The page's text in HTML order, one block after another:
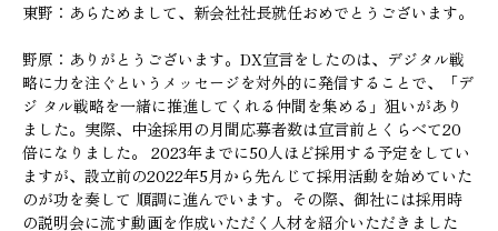
東野：あらためまして、新会社社長就任おめでとうございます。
野原：ありがとうございます。DX宣言をしたのは、デジタル戦
略に力を注ぐというメッセージを対外的に発信することで、「デ
ジ タル戦略を一緒に推進してくれる仲間を集める」狙いがあり
ました。実際、中途採用の月間応募者数は宣言前とくらべて20
倍になりました。 2023年までに50人ほど採用する予定をしてい
ますが、設立前の2022年5月から先んじて採用活動を始めていた
のが功を奏して 順調に進んでいます。その際、御社には採用時
の説明会に流す動画を作成いただく人材を紹介いただきました